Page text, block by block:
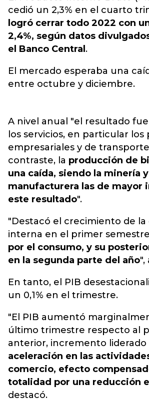
cedió un 2,3% en el cuarto
logró cerrar todo 2022 con
2,4%, según datos
el Banco Central .
El mercado esperaba una
entre octubre y diciembre.
A nivel anual "el resultado
los servicios, en particular los
empresariales y de
contraste, la producción de
una caída, siendo la minería
manufacturera las de mayor
este resultado".
"Destacó el crecimiento de la
interna en el primer
por el consumo, y su
en la segunda parte del año",
En tanto, el PIB
un 0,1% en el trimestre.
"El PIB aumentó
último trimestre respecto al
anterior, incremento liderado
aceleración en las
comercio, efecto
totalidad por una reducción
destacó.